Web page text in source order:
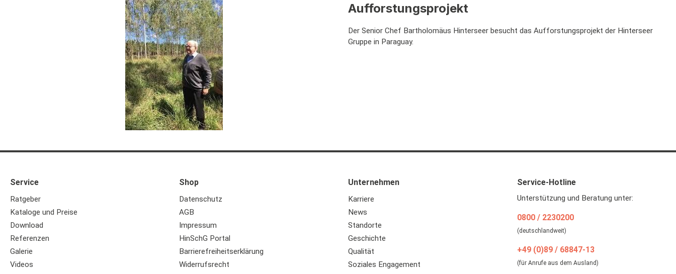
Aufforstungsprojekt
Der Senior Chef Bartholomäus Hinterseer besucht das Aufforstungsprojekt der Hinterseer
Gruppe in Paraguay.
Service
Ratgeber
Kataloge und Preise
Download
Referenzen
Galerie
Videos
Shop
Datenschutz
AGB
Impressum
HinSchG Portal
Barrierefreiheitserklärung
Widerrufsrecht
Unternehmen
Karriere
News
Standorte
Geschichte
Qualität
Soziales Engagement
Service-Hotline
Unterstützung und Beratung unter:
0800 / 2230200
(deutschlandweit)
+49 (0)89 / 68847-13
(für Anrufe aus dem Ausland)